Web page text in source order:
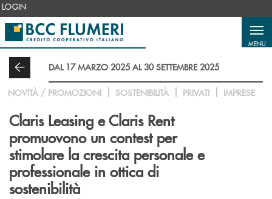
Salta al contenuto principale
LOGIN
MENU
DAL 17 MARZO 2025 AL 30 SETTEMBRE 2025
NOVITÀ / PROMOZIONI SOSTENIBILITÀ PRIVATI IMPRESE
Claris Leasing e Claris Rent
promuovono un contest per
stimolare la crescita personale e
professionale in ottica di
sostenibilità